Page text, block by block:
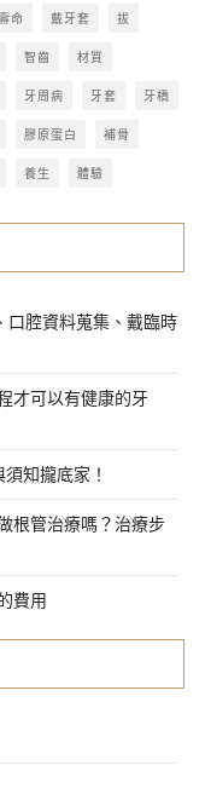
命 戴牙套 拔
智齒 材質
牙周病 牙套 牙橋
膠原蛋白 補骨
養生 體驗
口腔資料蒐集、戴臨時
才可以有健康的牙
知攏底家！
根管治療嗎？治療步
費用